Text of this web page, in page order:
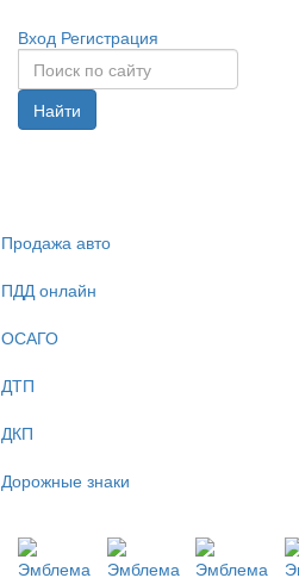
Вход Регистрация
Найти
Продажа авто
ПДД онлайн
ОСАГО
ДТП
ДКП
Дорожные знаки